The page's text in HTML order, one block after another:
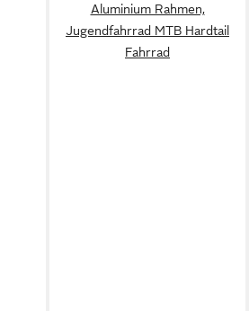
Aluminium Rahmen,
Jugendfahrrad MTB Hardtail
Fahrrad